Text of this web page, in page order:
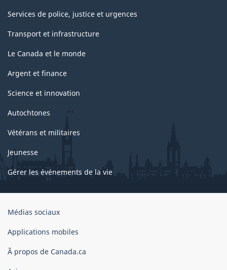
Services de police, justice et urgences
Transport et infrastructure
Le Canada et le monde
Argent et finance
Science et innovation
Autochtones
Vétérans et militaires
Jeunesse
Gérer les événements de la vie
Organisation
gouvernement
Canada
Médias sociaux
Applications mobiles
Ã propos de Canada.ca